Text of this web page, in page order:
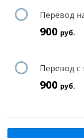
Перевод
900 руб.
Перевод с
900 руб.